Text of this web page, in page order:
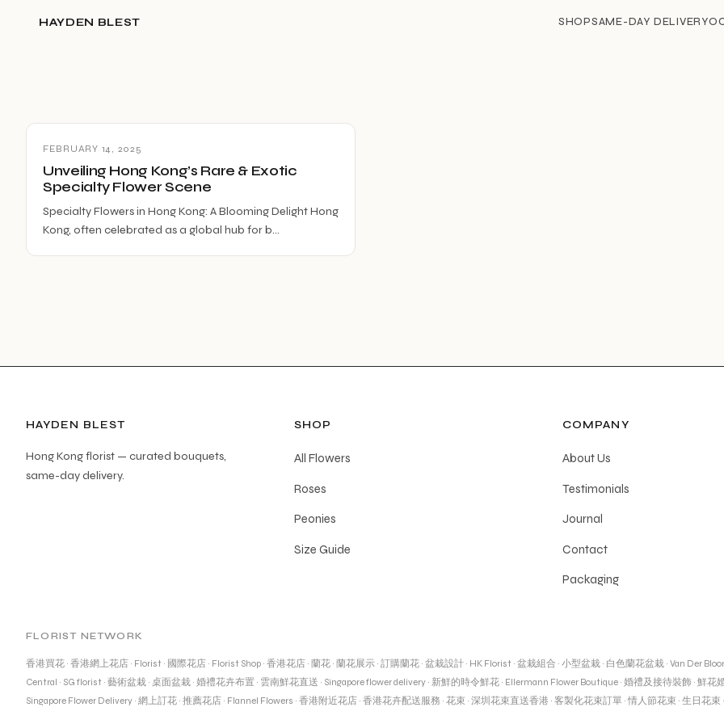
HAYDEN BLEST SHOPSAME-DAY DELIVERY
FEBRUARY 14, 2025
Unveiling Hong Kong’s Rare & Exotic
Specialty Flower Scene
Specialty Flowers in Hong Kong: A Blooming Delight Hong
Kong, often celebrated as a global hub for b…
HAYDEN BLEST
Hong Kong florist — curated bouquets,
same-day delivery.
SHOP
All Flowers
Roses
Peonies
Size Guide
COMPANY
About Us
Testimonials
Journal
Contact
Packaging
FLORIST NETWORK
香港買花 · 香港網上花店 · Florist · 國際花店 · Florist Shop · 香港花店 · 蘭花 · 蘭花展示 · 訂購蘭花 · 盆栽設計 · HK Florist · 盆栽組合 · 小型盆栽 · 白色蘭花盆栽 · Van Der
Central · SG florist · 藝術盆栽 · 桌面盆栽 · 婚禮花卉布置 · 雲南鮮花直送 · Singapore flower delivery · 新鮮的時令鮮花 · Ellermann Flower Boutique · 婚禮及接待裝飾 · 鮮花
Singapore Flower Delivery · 網上訂花 · 推薦花店 · Flannel Flowers · 香港附近花店 · 香港花卉配送服務 · 花束 · 深圳花束直送香港 · 客製化花束訂單 · 情人節花束 · 生日花束 ·